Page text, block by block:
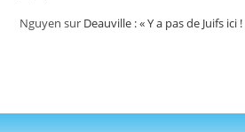
Nguyen sur Deauville : « Y a pas de Juifs ici !